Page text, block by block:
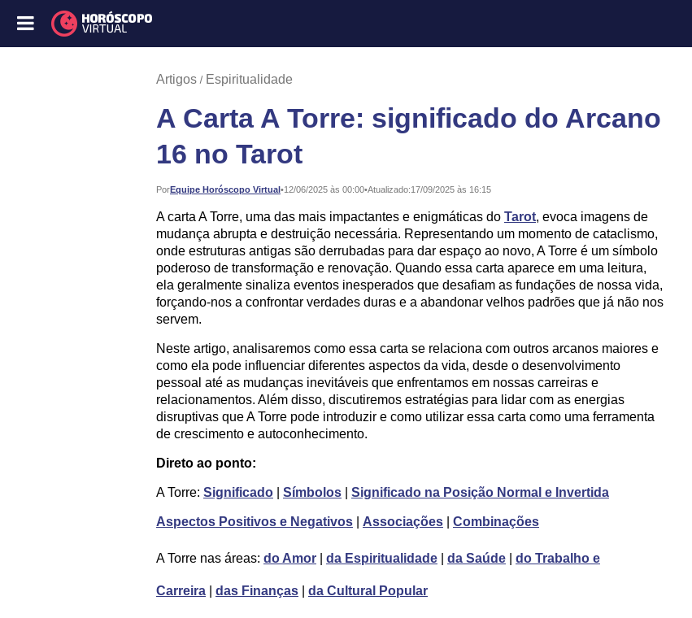
Artigos Espiritualidade
A Carta A Torre: significado do Arcano
16 no Tarot
PorEquipe Horóscopo Virtual•
Publicado: 12/06/2025 às 00:00•Atualizado:17/09/2025 às 16:15
A carta A Torre, uma das mais impactantes e enigmáticas do Tarot, evoca imagens de
mudança abrupta e destruição necessária. Representando um momento de cataclismo,
onde estruturas antigas são derrubadas para dar espaço ao novo, A Torre é um símbolo
poderoso de transformação e renovação. Quando essa carta aparece em uma leitura,
ela geralmente sinaliza eventos inesperados que desafiam as fundações de nossa vida,
forçando-nos a confrontar verdades duras e a abandonar velhos padrões que já não nos
servem.
Neste artigo, analisaremos como essa carta se relaciona com outros arcanos maiores e
como ela pode influenciar diferentes aspectos da vida, desde o desenvolvimento
pessoal até as mudanças inevitáveis que enfrentamos em nossas carreiras e
relacionamentos. Além disso, discutiremos estratégias para lidar com as energias
disruptivas que A Torre pode introduzir e como utilizar essa carta como uma ferramenta
de crescimento e autoconhecimento.
Direto ao ponto:
A Torre: Significado Símbolos Significado na Posição Normal e Invertida
Aspectos Positivos e Negativos Associações Combinações
A Torre nas áreas: do Amor da Espiritualidade da Saúde do Trabalho e
Carreira das Finanças da Cultural Popular